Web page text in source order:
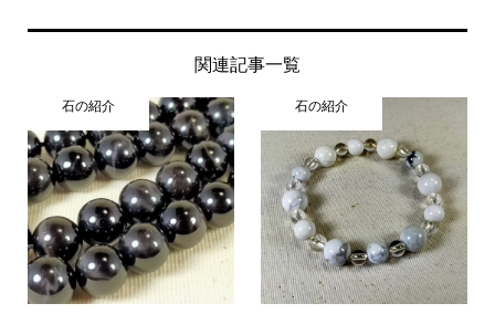
関連記事一覧
石の紹介 石の紹介